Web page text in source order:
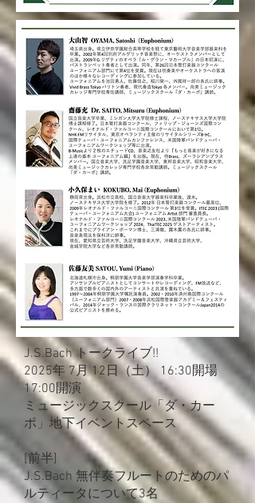
J.S.Bach トークライブ!!
2025年 7月 12日（土） 16:30開場
17:00開演
ミュージックスクール「ダ・カー
ポ」地下イベントスペース
[前半]
J.S.Bach 無伴奏フルートのためのパ
ルティータについて3名